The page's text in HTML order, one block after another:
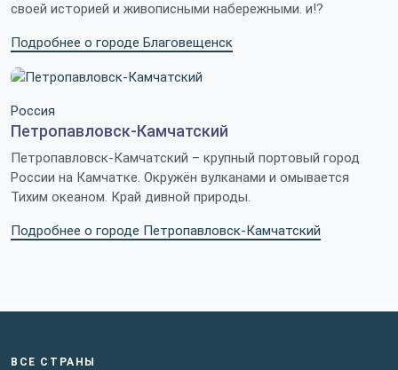
своей историей и живописными набережными. и!?
Подробнее о городе Благовещенск
Россия
Петропавловск-Камчатский
Петропавловск-Камчатский – крупный портовый город
России на Камчатке. Окружён вулканами и омывается
Тихим океаном. Край дивной природы.
Подробнее о городе Петропавловск-Камчатский
ВСЕ СТРАНЫ